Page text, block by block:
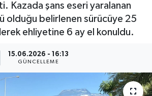
Kazada şans eseri yaralanan
olduğu belirlenen sürücüye 25
ehliyetine 6 ay el konuldu.
15.06.2026 - 16:13
GÜNCELLEME